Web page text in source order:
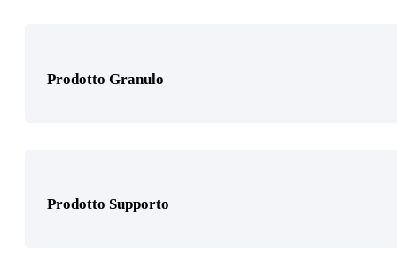
Prodotto Granulo
Prodotto Supporto